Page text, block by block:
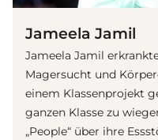
Jameela Jamil
Jameela Jamil
Magersucht und
einem Klassenprojekt
ganzen Klasse zu
„People“ über ihre